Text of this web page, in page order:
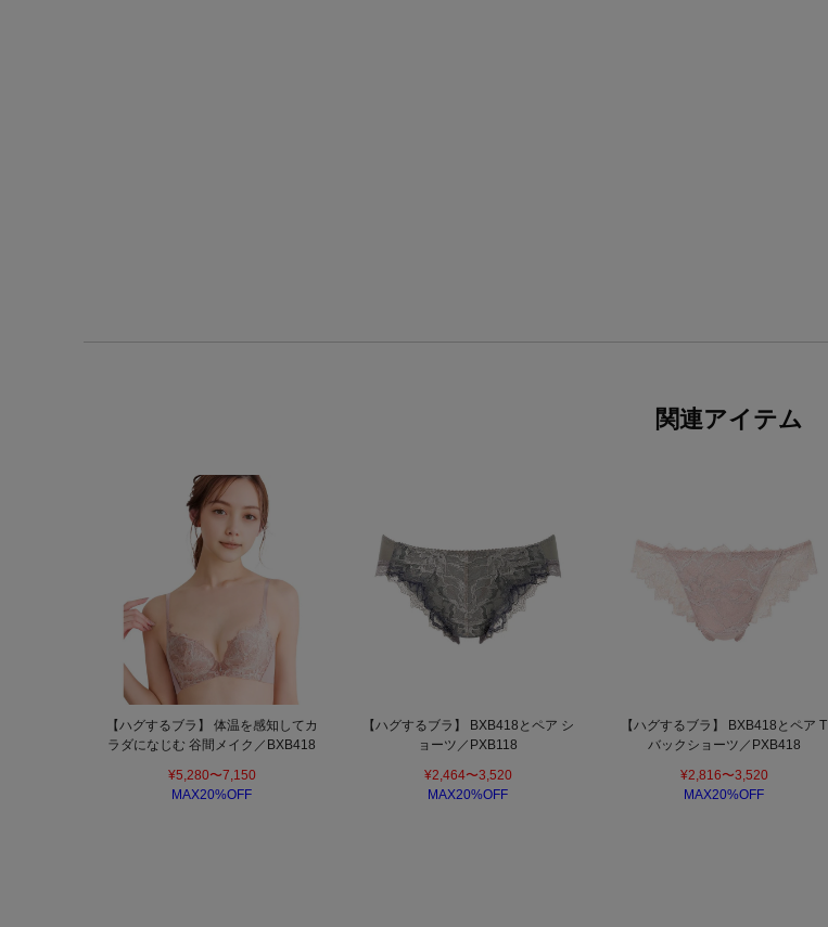
関連アイテム
【ハグするブラ】 体温を感知してカ
ラダになじむ 谷間メイク／BXB418
¥5,280〜7,150
MAX20%OFF
【ハグするブラ】 BXB418とペア シ
ョーツ／PXB118
¥2,464〜3,520
MAX20%OFF
【ハグするブラ】 BXB418とペア T
バックショーツ／PXB418
¥2,816〜3,520
MAX20%OFF